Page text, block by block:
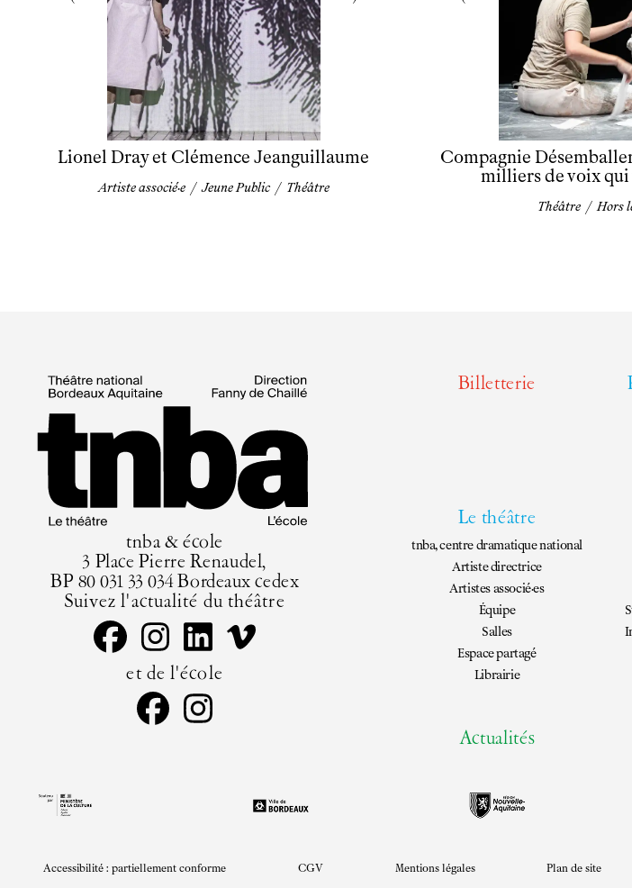
Lionel Dray et Clémence Jeanguillaume
Artiste associé·e / Jeune Public / Théâtre
Compagnie
milliers de voix qui
Théâtre / Hors
tnba & école
3 Place Pierre Renaudel,
BP 80 031 33 034 Bordeaux cedex
Suivez l'actualité du théâtre
et de l'école
Billetterie
Le théâtre
tnba, centre dramatique national
Artiste directrice
Artistes associé·es
Équipe
Salles
Espace partagé
Librairie
Actualités
Accessibilité : partiellement conforme CGV Mentions légales Plan de site